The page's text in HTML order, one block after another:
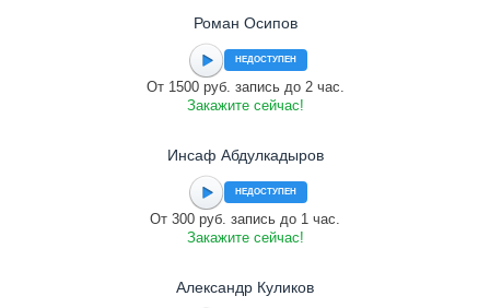
Роман Осипов
НЕДОСТУПЕН
От 1500 руб. запись до 2 час.
Закажите сейчас!
Инсаф Абдулкадыров
НЕДОСТУПЕН
От 300 руб. запись до 1 час.
Закажите сейчас!
Александр Куликов